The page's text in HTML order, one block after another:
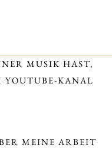
MUSIK HAST,
YOUTUBE-KANAL
MEINE ARBEIT